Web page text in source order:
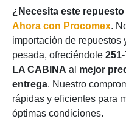
¿Necesita este
Ahora con Procomex.
importación de repuestos
pesada, ofreciéndole
LA CABINA al mejor
entrega. Nuestro
rápidas y eficientes para
óptimas condiciones.